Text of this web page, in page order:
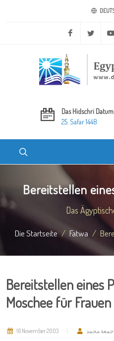
Facebook Twitter
Das Hidschri Datum
25. Safar 1448
Bereitstellen
Das
Die Startseite Fatwa
Bereitstellen eines
Moschee für Frauen
16 November 2003
جمعة محمد